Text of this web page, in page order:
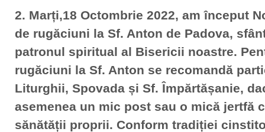
2. Marți,18 Octombrie 2022, am început
de rugăciuni la Sf. Anton de Padova,
patronul spiritual al Bisericii noastre.
rugăciuni la Sf. Anton se recomandă
Liturghii, Spovada și Sf. Împărtășanie,
asemenea un mic post sau o mică jertfă
sănătății proprii. Conform tradiției